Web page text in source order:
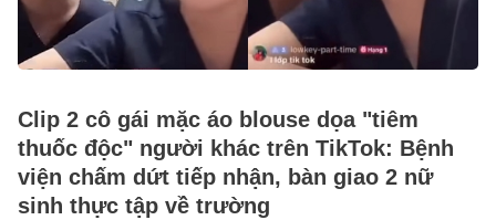
Clip 2 cô gái mặc áo blouse dọa "tiêm
thuốc độc" người khác trên TikTok: Bệnh
viện chấm dứt tiếp nhận, bàn giao 2 nữ
sinh thực tập về trường